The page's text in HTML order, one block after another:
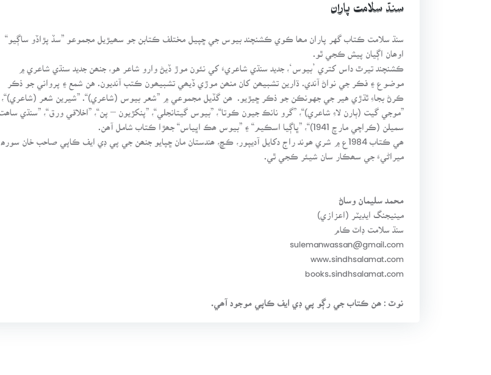
سنڌ سلامت پاران
سنڌ سلامت ڪتاب گهر پاران مھا ڪوي ڪشنچند بيوس جي ڇپيل مختلف ڪتابن جو سھيڙيل مجموعو ”سڏ پڙاڏو ساڳيو“
اوھان اڳيان پيش ڪجي ٿو.
ڪشنچند تيرٿ داس کتري ’بيوس‘، جديد سنڌي شاعريءَ کي نئون موڙ ڏيڻ وارو شاعر هو، جنھن جديد سنڌي شاعري ۾
موضوع ۽ فڪر جي نواڻ آندي. ڌارين تشبيھن کان منھن موڙي ڏيھي تشبيھون ڪتب آنديون. هن شمع ۽ پرواني جو ذڪر
ڪرڻ بجاءِ ٿڌڙي هير جي جهونڪن جو ذڪر ڇيڙيو. ھن گڏيل مجموعي ۾ ”شعر بيوس (شاعري)“. ”شيرين شعر (شاعري)“،
”موجي گيت (ٻارن لاءِ شاعري)“، ”گرو نانڪ جيون ڪوتا“، ”بيوس گيتانجلي“، ”پنکڙيون – پن“، ”اخلاقي ورق“، ”سنڌي ساھت
سميلن (ڪراچي مارچ 1941)“، ”ڀاڳيا اسڪيم“ ۽ ”بيوس ھڪ اڀياس“ جھڙا ڪتاب شامل آھن.
ھي ڪتاب 1984ع ۾ شري ھوند راج دکايل آديپور، ڪڇ، ھندستان مان ڇپايو جنھن جي پي ڊي ايف ڪاپي صاحب خان سورھ
ميراڻيءَ جي سھڪار سان شيئر ڪجي ٿي.
محمد سليمان وساڻ
مينيجنگ ايڊيٽر (اعزازي)
سنڌ سلامت ڊاٽ ڪام
sulemanwassan@gmail.com
www.sindhsalamat.com
books.sindhsalamat.com
نوٽ : ھن ڪتاب جي رڳو پي ڊي ايف ڪاپي موجود آھي.